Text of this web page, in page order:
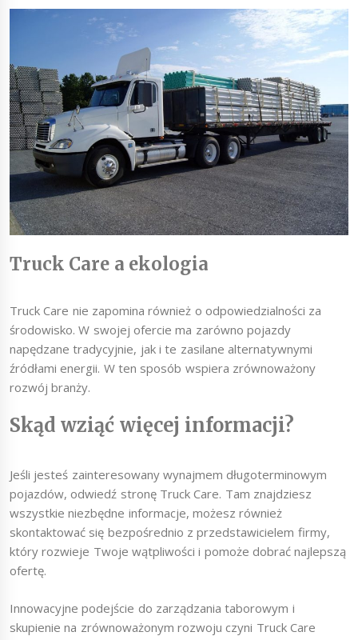
Truck Care a ekologia
Truck Care nie zapomina również o odpowiedzialności za
środowisko. W swojej ofercie ma zarówno pojazdy
napędzane tradycyjnie, jak i te zasilane alternatywnymi
źródłami energii. W ten sposób wspiera zrównoważony
rozwój branży.
Skąd wziąć więcej informacji?
Jeśli jesteś zainteresowany wynajmem długoterminowym
pojazdów, odwiedź stronę Truck Care. Tam znajdziesz
wszystkie niezbędne informacje, możesz również
skontaktować się bezpośrednio z przedstawicielem firmy,
który rozwieje Twoje wątpliwości i pomoże dobrać najlepszą
ofertę.
Innowacyjne podejście do zarządzania taborowym i
skupienie na zrównoważonym rozwoju czyni Truck Care